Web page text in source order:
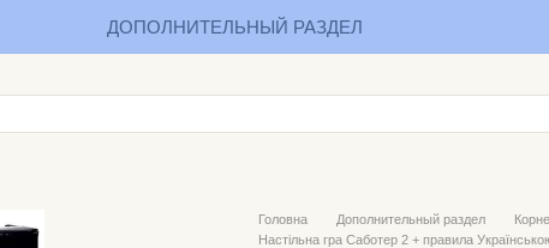
ДОПОЛНИТЕЛЬНЫЙ РАЗДЕЛ
Головна Дополнительный раздел
Настільна гра Саботер 2 + правила